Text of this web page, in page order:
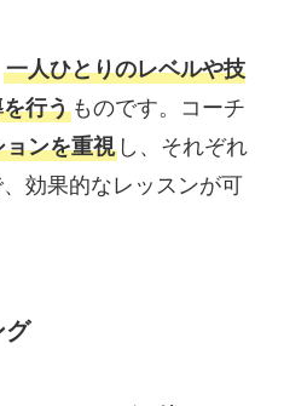
一人ひとりのレベルや技
行うものです。コーチ
ンを重視し、それぞれ
効果的なレッスンが可
グ